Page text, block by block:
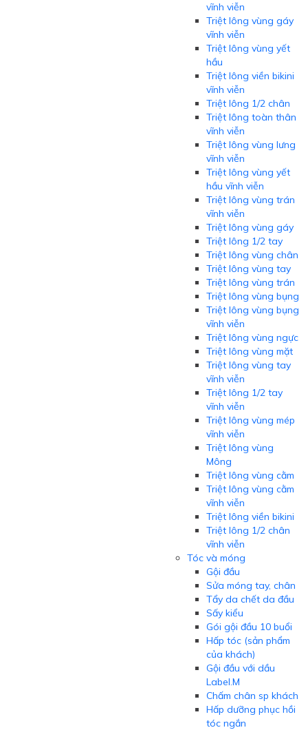
vĩnh viễn
Triệt lông vùng gáy
vĩnh viễn
Triệt lông vùng yết
hầu
Triệt lông viền bikini
vĩnh viễn
Triệt lông 1/2 chân
Triệt lông toàn thân
vĩnh viễn
Triệt lông vùng lưng
vĩnh viễn
Triệt lông vùng yết
hầu vĩnh viễn
Triệt lông vùng trán
vĩnh viễn
Triệt lông vùng gáy
Triệt lông 1/2 tay
Triệt lông vùng chân
Triệt lông vùng tay
Triệt lông vùng trán
Triệt lông vùng bụng
Triệt lông vùng bụng
vĩnh viễn
Triệt lông vùng ngực
Triệt lông vùng mặt
Triệt lông vùng tay
vĩnh viễn
Triệt lông 1/2 tay
vĩnh viễn
Triệt lông vùng mép
vĩnh viễn
Triệt lông vùng
Mông
Triệt lông vùng cằm
Triệt lông vùng cằm
vĩnh viễn
Triệt lông viền bikini
Triệt lông 1/2 chân
vĩnh viễn
Tóc và móng
Gội đầu
Sửa móng tay, chân
Tẩy da chết da đầu
Sấy kiểu
Gói gội đầu 10 buổi
Hấp tóc (sản phẩm
của khách)
Gội đầu với dầu
Label.M
Chấm chân sp khách
Hấp dưỡng phục hồi
tóc ngắn